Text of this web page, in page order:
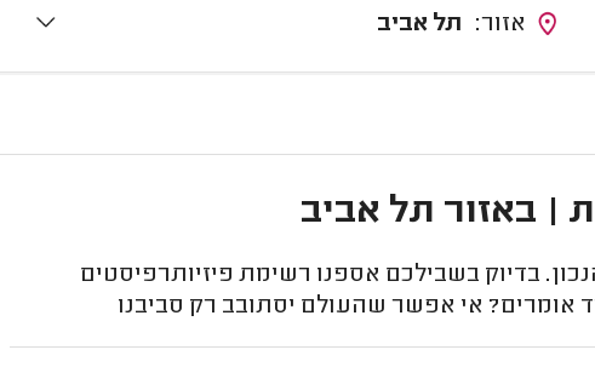
תל אביב
| באזור תל אביב
בדיוק בשבילכם אספנו רשימת פיזיותרפיסטים
אומרים? אי אפשר שהעולם יסתובב רק סביבנו